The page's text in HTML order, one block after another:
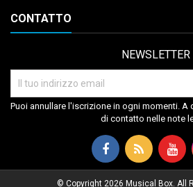
CONTATTO
NEWSLETTER
Puoi annullare l'iscrizione in ogni momenti.
di contatto nelle note
© Copyright 2026 Musical Box. All